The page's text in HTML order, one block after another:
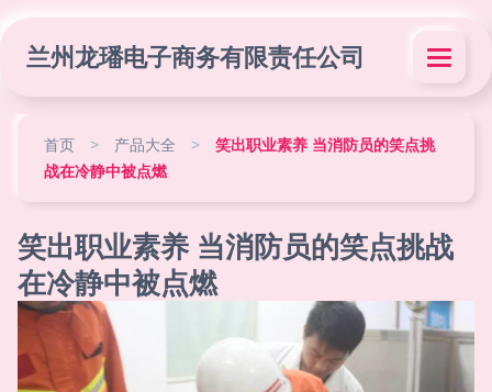
兰州龙璠电子商务有限责任公司
首页 > 产品大全 >
笑出职业素养 当消防员的笑点挑
战在冷静中被点燃
笑出职业素养 当消防员的笑点挑战
在冷静中被点燃